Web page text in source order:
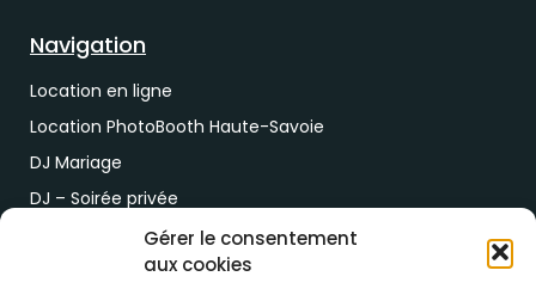
Gérer le consentement
aux cookies
Navigation
Location en ligne
Location PhotoBooth Haute-Savoie
DJ Mariage
DJ – Soirée privée
DJ Soirée d’entreprise
Demande de devis